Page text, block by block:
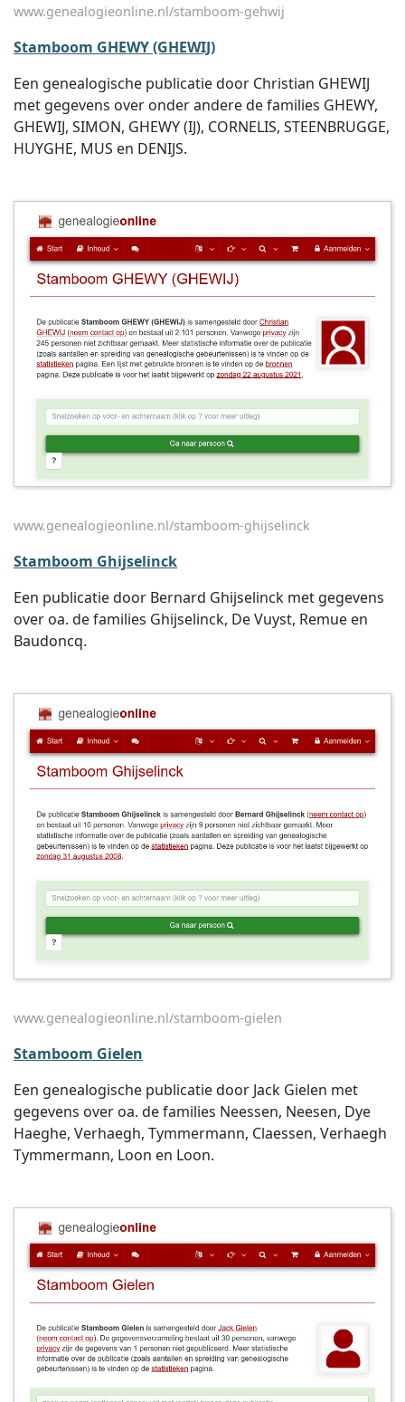
www.genealogieonline.nl/stamboom-gehwij
Stamboom GHEWY (GHEWIJ)
Een genealogische publicatie door Christian GHEWIJ
met gegevens over onder andere de families GHEWY,
GHEWIJ, SIMON, GHEWY (IJ), CORNELIS, STEENBRUGGE,
HUYGHE, MUS en DENIJS.
www.genealogieonline.nl/stamboom-ghijselinck
Stamboom Ghijselinck
Een publicatie door Bernard Ghijselinck met gegevens
over oa. de families Ghijselinck, De Vuyst, Remue en
Baudoncq.
www.genealogieonline.nl/stamboom-gielen
Stamboom Gielen
Een genealogische publicatie door Jack Gielen met
gegevens over oa. de families Neessen, Neesen, Dye
Haeghe, Verhaegh, Tymmermann, Claessen, Verhaegh
Tymmermann, Loon en Loon.